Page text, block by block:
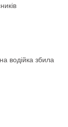
водійка збила